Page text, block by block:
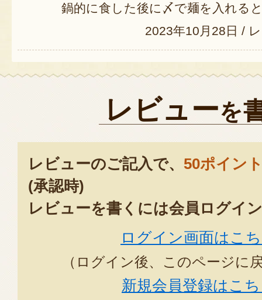
鍋的に食した後に〆で麺を入れる
2023年10月28日 /
レビューを
レビューのご記入で、 50ポイン
(承認時)
レビューを書くには会員ログイ
ログイン画面はこ
（ログイン後、このページに
新規会員登録はこ